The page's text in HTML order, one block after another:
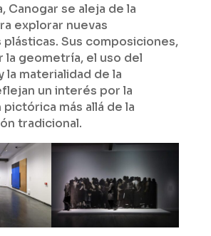
Canogar se aleja de la
explorar nuevas
Sus composiciones,
la geometría, el uso del
la materialidad de la
un interés por la
más allá de la
tradicional.